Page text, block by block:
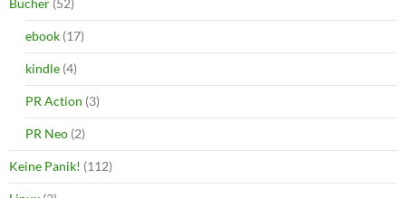
Bücher (52)
ebook (17)
kindle (4)
PR Action (3)
PR Neo (2)
Keine Panik! (112)